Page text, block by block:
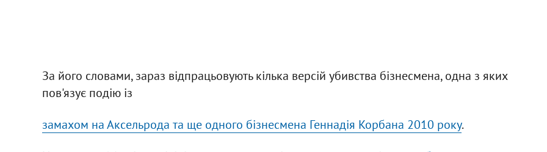
За його словами, зараз відпрацьовують кілька версій убивства бізнесмена, одна з яких
пов'язує подію із
замахом на Аксельрода та ще одного бізнесмена Геннадія Корбана 2010 року.